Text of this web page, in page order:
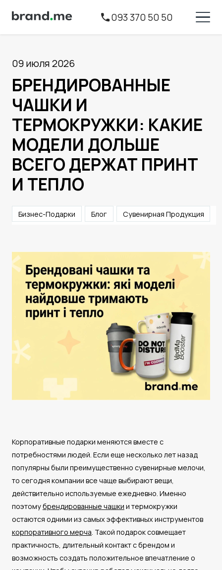
093 370 50 50
09 июля 2026
БРЕНДИРОВАННЫЕ
ЧАШКИ И
ТЕРМОКРУЖКИ: КАКИЕ
МОДЕЛИ ДОЛЬШЕ
ВСЕГО ДЕРЖАТ ПРИНТ
И ТЕПЛО
Бизнес-Подарки Блог Сувенирная Продукция
Корпоративные подарки меняются вместе с
потребностями людей. Если еще несколько лет назад
популярны были преимущественно сувенирные мелочи,
то сегодня компании все чаще выбирают вещи,
действительно используемые ежедневно. Именно
поэтомубрендированные чашки и термокружки
остаются одними из самых эффективных инструментов
корпоративного мерча. Такой подарок совмещает
практичность, длительный контакт с брендом и
возможность создать положительное впечатление о